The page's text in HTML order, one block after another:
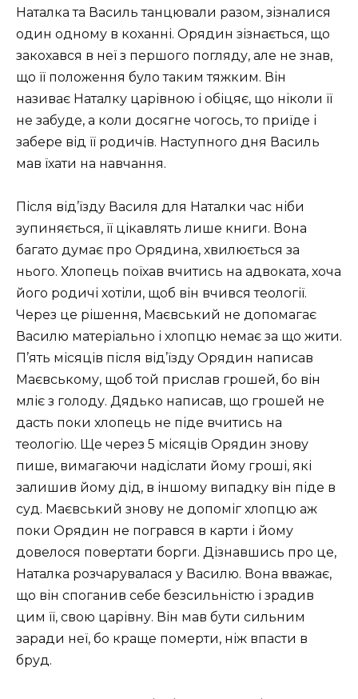
Наталка та Василь танцювали разом, зізналися
один одному в коханні. Орядин зізнається, що
закохався в неї з першого погляду, але не знав,
що її положення було таким тяжким. Він
називає Наталку царівною і обіцяє, що ніколи її
не забуде, а коли досягне чогось, то приїде і
забере від її родичів. Наступного дня Василь
мав їхати на навчання.
Після від’їзду Василя для Наталки час ніби
зупиняється, її цікавлять лише книги. Вона
багато думає про Орядина, хвилюється за
нього. Хлопець поїхав вчитись на адвоката, хоча
його родичі хотіли, щоб він вчився теології.
Через це рішення, Маєвський не допомагає
Василю матеріально і хлопцю немає за що жити.
П’ять місяців після від’їзду Орядин написав
Маєвському, щоб той прислав грошей, бо він
мліє з голоду. Дядько написав, що грошей не
дасть поки хлопець не піде вчитись на
теологію. Ще через 5 місяців Орядин знову
пише, вимагаючи надіслати йому гроші, які
залишив йому дід, в іншому випадку він піде в
суд. Маєвський знову не допоміг хлопцю аж
поки Орядин не погрався в карти і йому
довелося повертати борги. Дізнавшись про це,
Наталка розчарувалася у Василю. Вона вважає,
що він споганив себе безсильністю і зрадив
цим її, свою царівну. Він мав бути сильним
заради неї, бо краще померти, ніж впасти в
бруд.